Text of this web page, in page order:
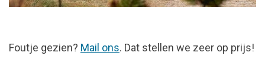
FOUTJE
Foutje gezien? Mail ons. Dat stellen we zeer op prijs!